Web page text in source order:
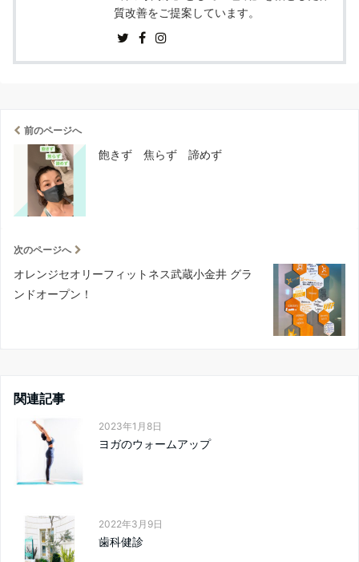
質改善をご提案しています。
前のページへ
飽きず 焦らず 諦めず
次のページへ
オレンジセオリーフィットネス武蔵小金井 グラ
ンドオープン！
関連記事
2023年1月8日
ヨガのウォームアップ
2022年3月9日
歯科健診